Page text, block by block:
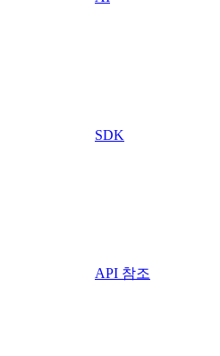
SDK
API 참조